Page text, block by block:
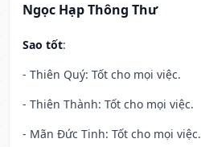
Ngọc Hạp Thông Thư
Sao tốt:
- Thiên Quý: Tốt cho mọi việc.
- Thiên Thành: Tốt cho mọi việc.
- Mãn Đức Tinh: Tốt cho mọi việc.